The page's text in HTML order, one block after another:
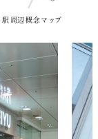
駅周辺概念マップ